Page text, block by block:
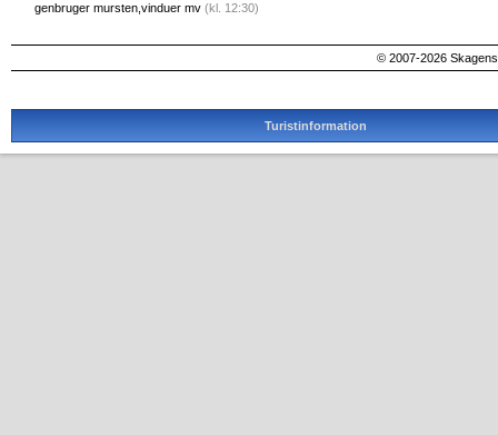
genbruger mursten,vinduer mv (kl. 12:30)
© 2007-2026
Turistinformation